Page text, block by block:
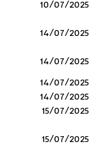
10/07/2025
14/07/2025
14/07/2025
14/07/2025
14/07/2025
15/07/2025
15/07/2025